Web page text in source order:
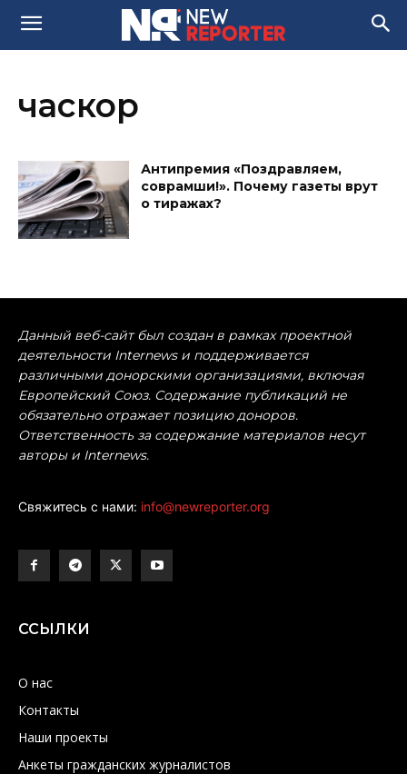
часкор
Антипремия «Поздравляем,
соврамши!». Почему газеты врут
о тиражах?
Данный веб-сайт был создан в рамках проектной
деятельности Internews и поддерживается
различными донорскими организациями, включая
Европейский Союз. Содержание публикаций не
обязательно отражает позицию доноров.
Ответственность за содержание материалов несут
авторы и Internews.
Свяжитесь с нами: info@newreporter.org
ССЫЛКИ
О нас
Контакты
Наши проекты
Анкеты гражданских журналистов